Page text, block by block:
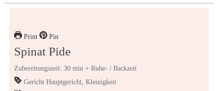
Print Pin
Spinat Pide
Zubereitungszeit: 30 min + Ruhe- / Backzeit
Gericht Hauptgericht, Kleinigkeit